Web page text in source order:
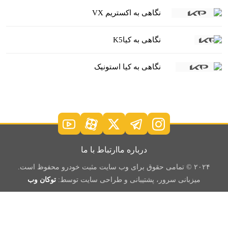
نگاهی به اکستریم VX
نگاهی به کیاK5
نگاهی به کیا استونیک
درباره ما ارتباط با ما
۲۰۲۴ © تمامی حقوق برای وب سایت مثبت خودرو محفوظ است.
میزبانی سرور، پشتیبانی و طراحی سایت توسط: توکان وب